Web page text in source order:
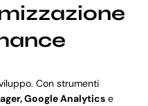
Con strumenti
Google Analyticse